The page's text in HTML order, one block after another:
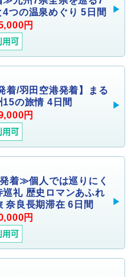
4つの温泉めぐり 5日間
円
着/羽田空港発着】まる
15の旅情 4日間
円
着≫個人では巡りにく
巡礼 歴史ロマンあふれ
奈良長期滞在 6日間
円